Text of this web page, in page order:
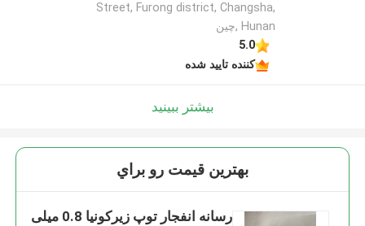
Street, Furong district, Changsha,
Hunan ,چین
5.0
کننده تایید شده
بیشتر ببینید
بهترين قيمت رو براي
رسانه انفجار توپ زیرکونیا 0.8 میلی